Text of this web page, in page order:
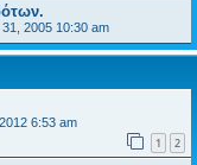
2005 10:30 am
6:53 am
1 2